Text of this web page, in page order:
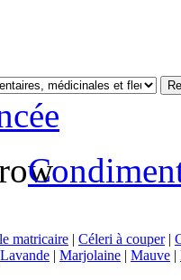
matricaire | Céleri à couper|
Lavande | Marjolaine | Mauve |